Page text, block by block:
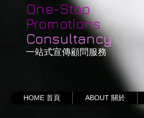
One-Stop
Promotions
Consultancy
一站式宣傳顧問服務
HOME 首頁 ABOUT 關於